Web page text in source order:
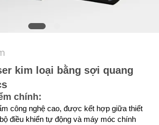
kim loại bằng sợi quang
chính:
công nghệ cao, được kết hợp giữa thiết
điều khiển tự động và máy móc chính